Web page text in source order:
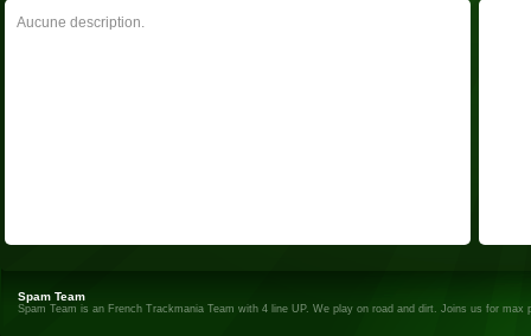
Aucune description.
Spam Team
Spam Team is an French Trackmania Team with 4 line UP. We play on road and dirt. Joins us for max